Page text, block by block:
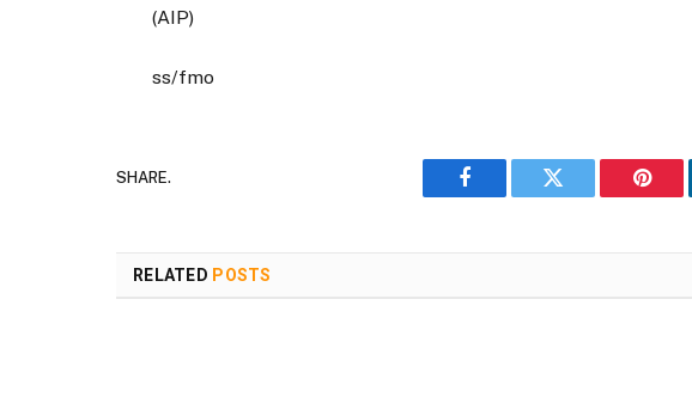
(AIP)
ss/fmo
SHARE.
Facebook Twitter
RELATED POSTS